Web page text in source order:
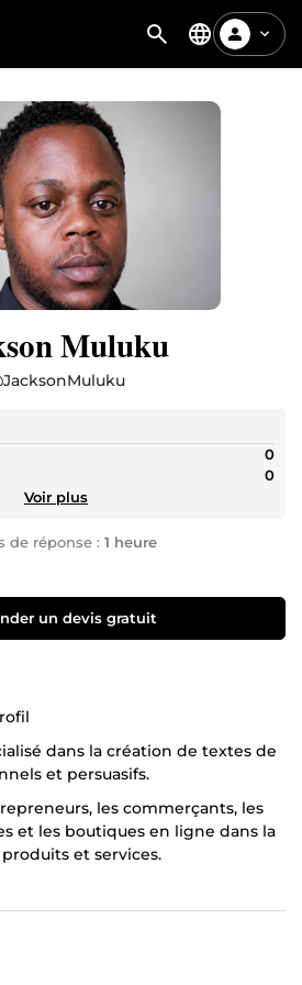
Muluku
JacksonMuluku
0
0
Voir plus
de réponse : 1 heure
un devis gratuit
dans la création de textes de
et persuasifs.
les commerçants, les
et les boutiques en ligne dans la
et services.
; – des publications pour les